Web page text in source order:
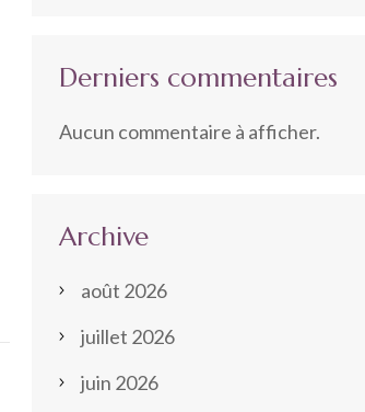
Derniers commentaires
Aucun commentaire à afficher.
Archive
août 2026
juillet 2026
juin 2026